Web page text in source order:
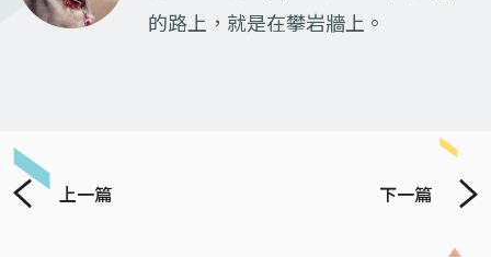
的路上，就是在攀岩牆上。
上一篇 下一篇